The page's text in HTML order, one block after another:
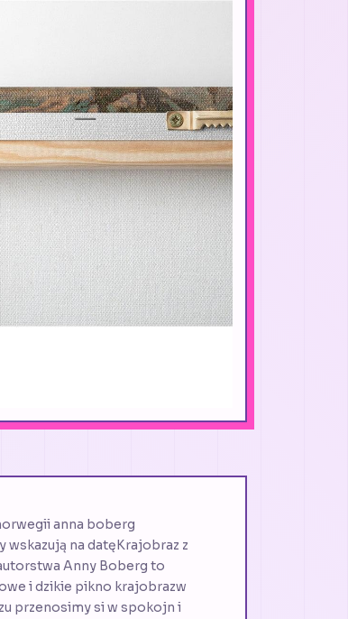
anna boberg
wskazują na datęKrajobraz z
Anny Boberg to
i dzikie pikno krajobrazw
przenosimy si w spokojn i